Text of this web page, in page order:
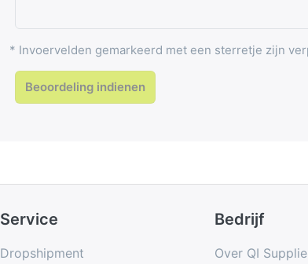
* Invoervelden gemarkeerd met een sterretje zijn
Beoordeling indienen
Service
Dropshipment
Bedrijf
Over QI